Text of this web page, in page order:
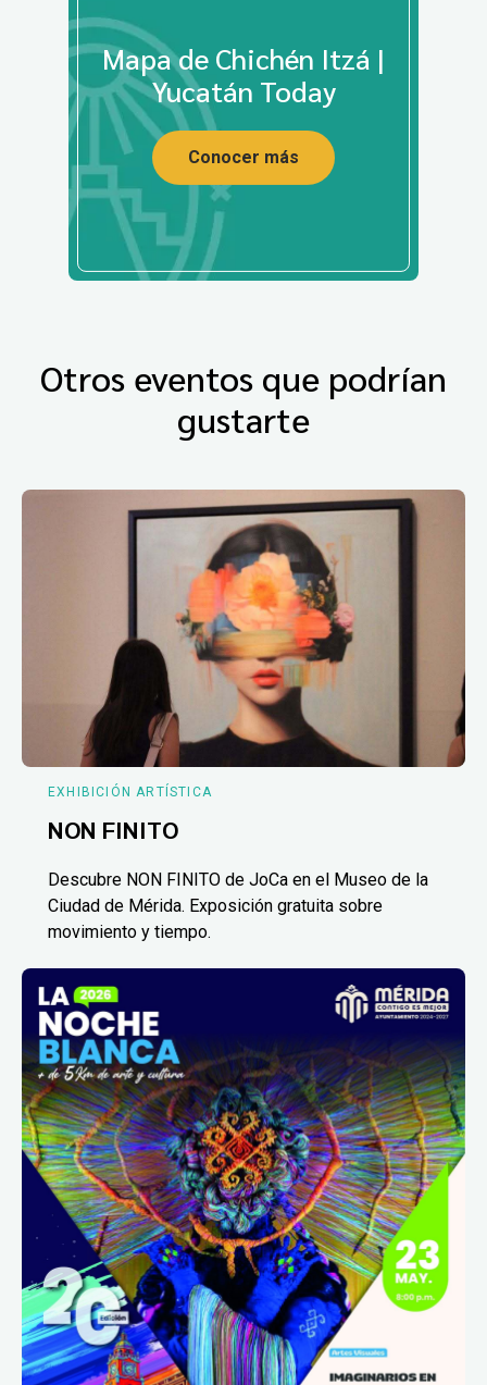
Mapa de Chichén Itzá |
Yucatán Today
Conocer más
Otros eventos que podrían
gustarte
EXHIBICIÓN ARTÍSTICA
NON FINITO
Descubre NON FINITO de JoCa en el Museo de la
Ciudad de Mérida. Exposición gratuita sobre
movimiento y tiempo.